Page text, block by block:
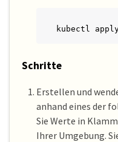
kubectl
Schritte
Erstellen und
anhand eines der
Sie Werte in
Ihrer Umgebung.